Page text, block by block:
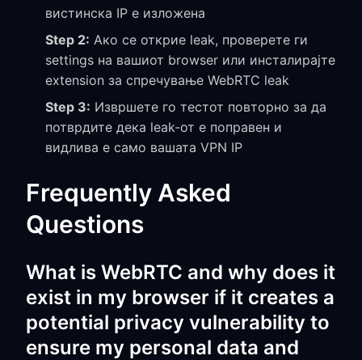
вистинска IP е изложена
Step 2: Ако се открие leak, проверете ги
settings на вашиот browser или инсталирајте
extension за спречување WebRTC leak
Step 3: Извршете го тестот повторно за да
потврдите дека leak-от е поправен и
видлива е само вашата VPN IP
Frequently Asked
Questions
What is WebRTC and why does it
exist in my browser if it creates a
potential privacy vulnerability to
ensure my personal data and